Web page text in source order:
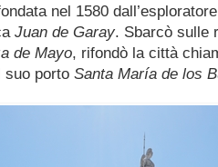
nel 1580
Juan de Garay. Sbarcò sulle
de Mayo, rifondò la città
suo porto Santa María de los